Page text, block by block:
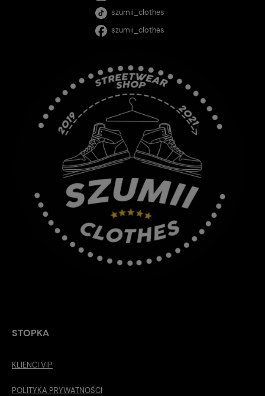
STOPKA
KLIENCI VIP
POLITYKA PRYWATNOŚCI
szumii_clothes
szumii_clothes